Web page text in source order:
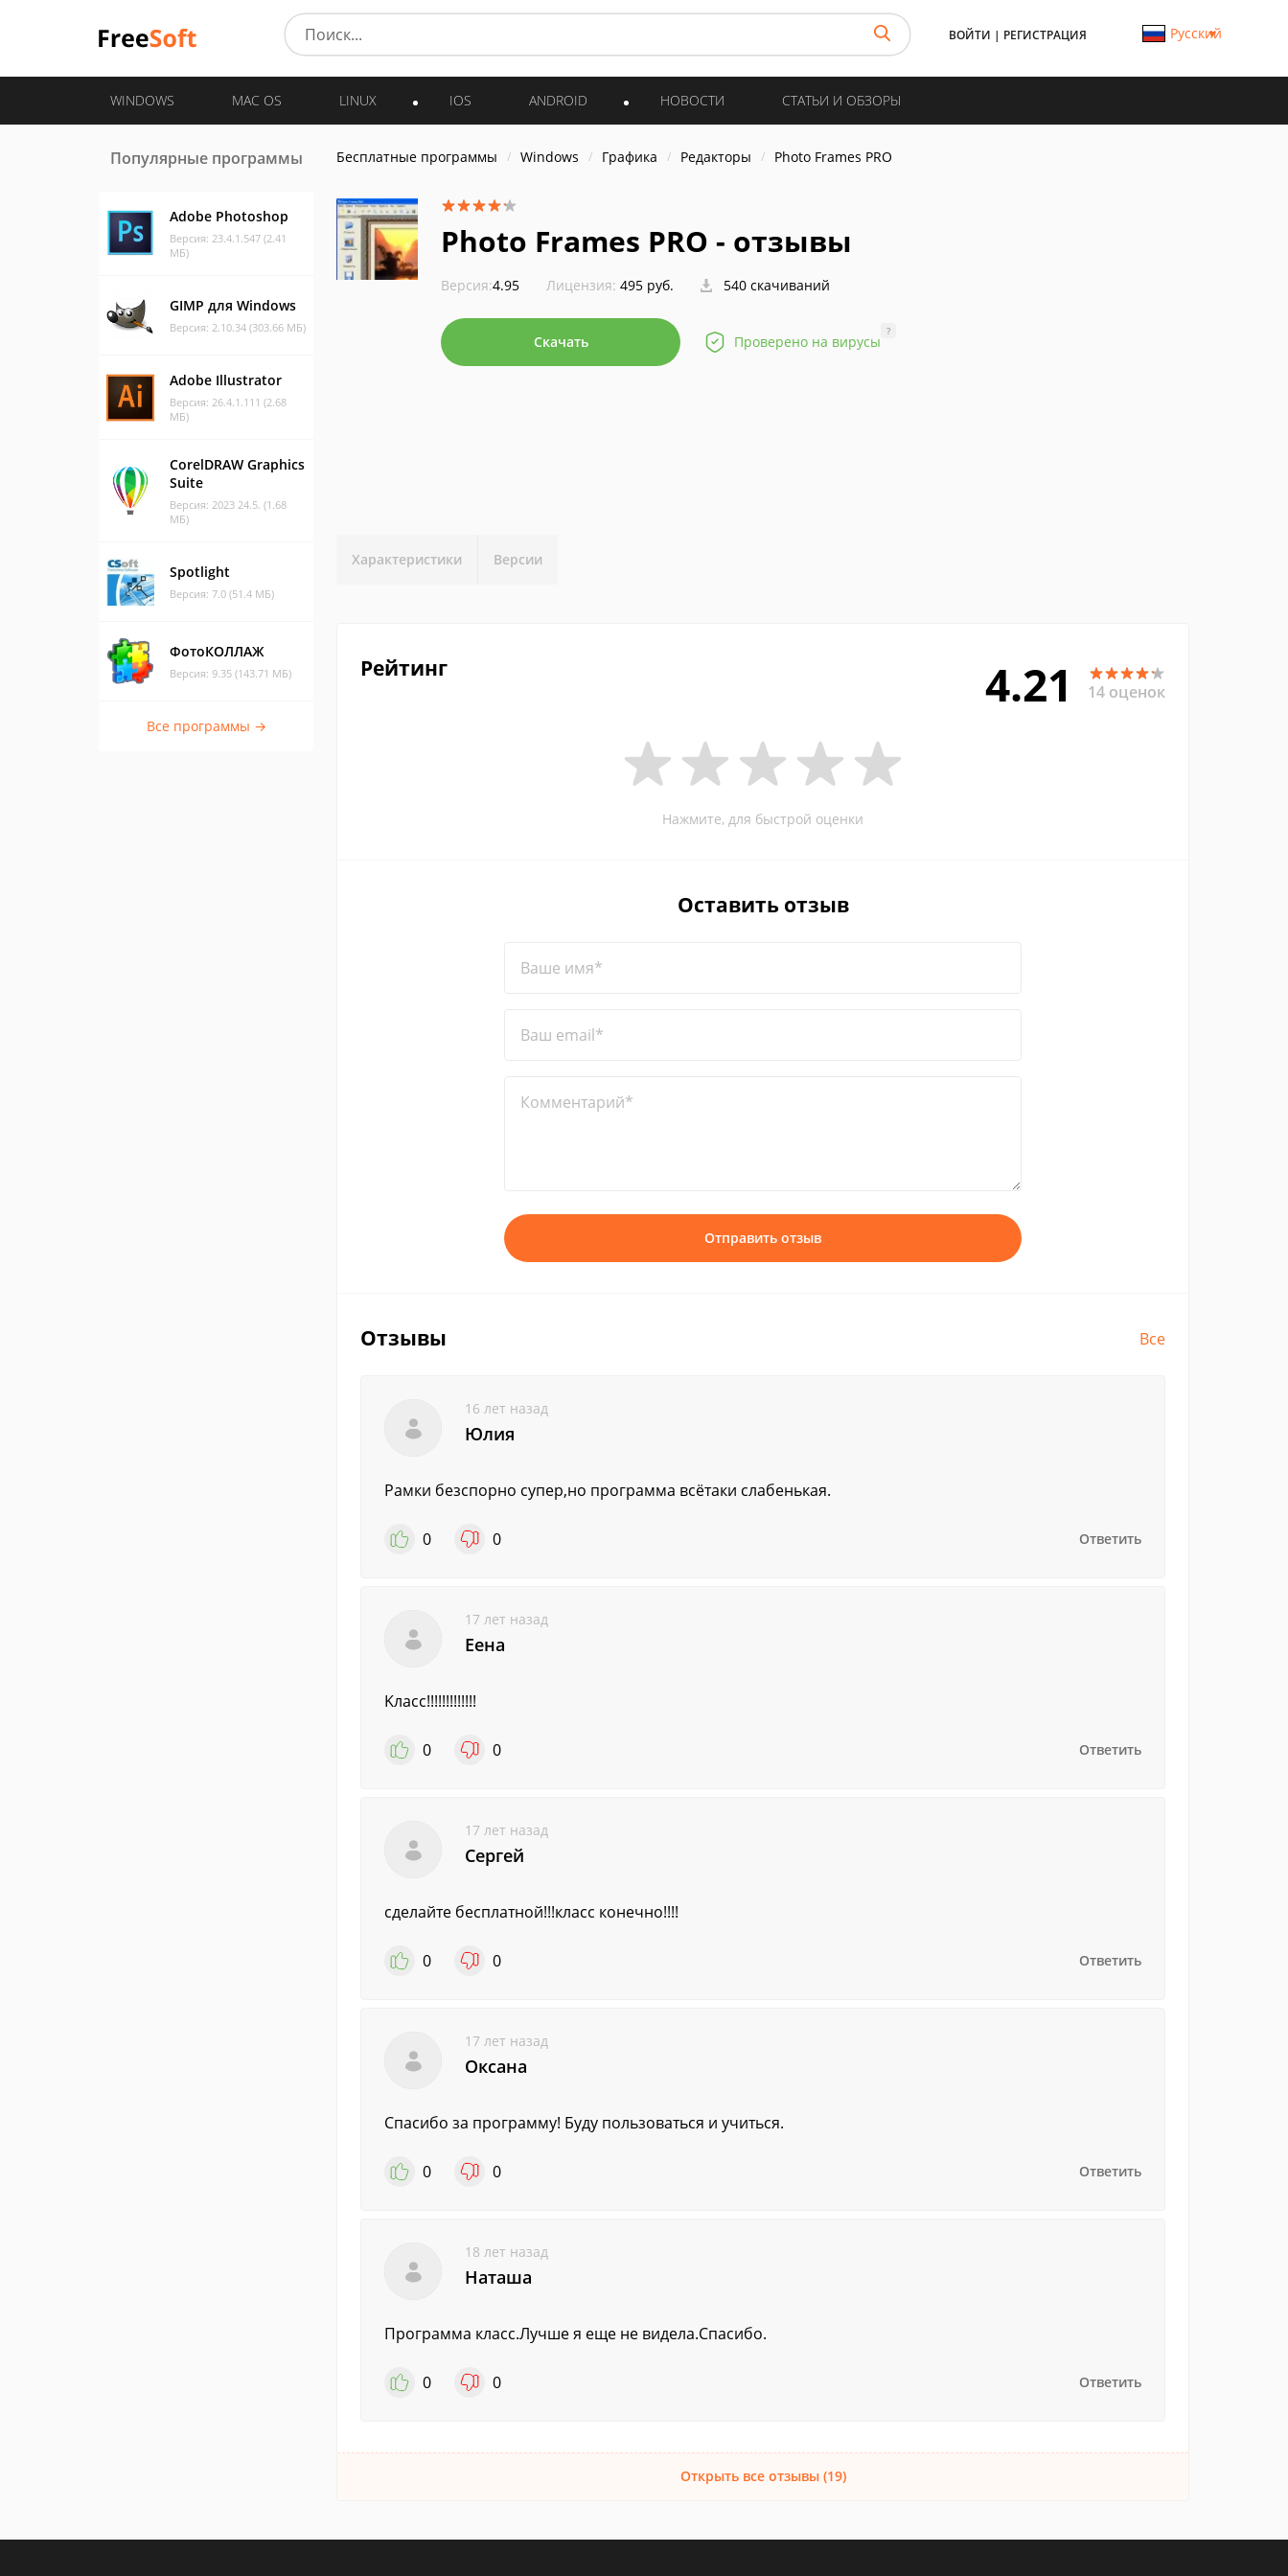
ВОЙТИ | РЕГИСТРАЦИЯ Русский
WINDOWS MAC OS LINUX IOS ANDROID НОВОСТИ СТАТЬИ И ОБЗОРЫ
Популярные программы
Adobe Photoshop
Версия: 23.4.1.547 (2.41
МБ)
GIMP для Windows
Версия: 2.10.34 (303.66 МБ)
Adobe Illustrator
Версия: 26.4.1.111 (2.68
МБ)
CorelDRAW Graphics
Suite
Версия: 2023 24.5. (1.68
МБ)
Spotlight
Версия: 7.0 (51.4 МБ)
ФотоКОЛЛАЖ
Версия: 9.35 (143.71 МБ)
Все программы →
Бесплатные программы Windows Графика Редакторы Photo Frames PRO
Photo Frames PRO - отзывы
Версия:4.95 Лицензия: 495 руб. 540 скачиваний
Скачать Проверено на вирусы
?
Характеристики Версии
Рейтинг 4.21 14 оценок
Нажмите, для быстрой оценки
Оставить отзыв
Ваше имя*
Ваш email*
Комментарий*
Отправить отзыв
Отзывы Все
16 лет назад
Юлия
Рамки безспорно супер,но программа всётаки слабенькая.
0 0 Ответить
17 лет назад
Eена
Kласс!!!!!!!!!!!!!
0 0 Ответить
17 лет назад
Сергей
сделайте бесплатной!!!класс конечно!!!!
0 0 Ответить
17 лет назад
Оксана
Спасибо за программу! Буду пользоваться и учиться.
0 0 Ответить
18 лет назад
Наташа
Программа класс.Лучше я еще не видела.Спасибо.
0 0 Ответить
Открыть все отзывы (19)